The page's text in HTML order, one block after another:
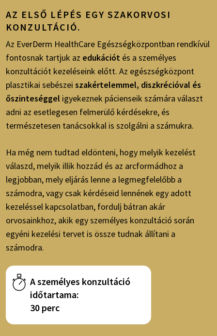
AZ ELSŐ LÉPÉS EGY SZAKORVOSI
KONZULTÁCIÓ.
Az EverDerm HealthCare Egészségközpontban rendkívül
fontosnak tartjuk az edukációt és a személyes
konzultációt kezeléseink előtt. Az egészségközpont
plasztikai sebészeiszakértelemmel, diszkrécióval és
őszinteséggel igyekeznek pácienseik számára választ
adni az esetlegesen felmerülő kérdésekre, és
természetesen tanácsokkal is szolgálni a számukra.
Ha még nem tudtad eldönteni, hogy melyik kezelést
válaszd, melyik illik hozzád és az arcformádhoz a
legjobban, mely eljárás lenne a legmegfelelőbb a
számodra, vagy csak kérdéseid lennének egy adott
kezeléssel kapcsolatban, fordulj bátran akár
orvosainkhoz, akik egy személyes konzultáció során
egyéni kezelési tervet is össze tudnak állítani a
számodra.
A személyes konzultáció
időtartama:
30 perc